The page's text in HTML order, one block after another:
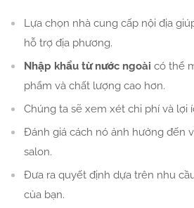
Lựa chọn nhà cung cấp nội địa
hỗ trợ địa phương.
Nhập khẩu từ nước ngoài có thể
phẩm và chất lượng cao hơn.
Chúng ta sẽ xem xét chi phí và lợi
Đánh giá cách nó ảnh hưởng đến
salon.
Đưa ra quyết định dựa trên nhu
của bạn.